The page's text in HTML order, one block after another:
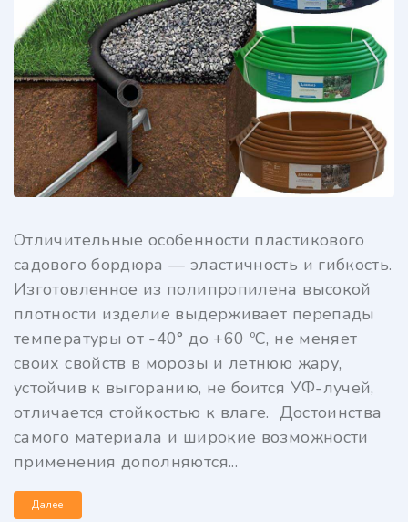
Отличительные особенности пластикового
садового бордюра — эластичность и гибкость.
Изготовленное из полипропилена высокой
плотности изделие выдерживает перепады
температуры от -40° до +60 ºС, не меняет
своих свойств в морозы и летнюю жару,
устойчив к выгоранию, не боится УФ-лучей,
отличается стойкостью к влаге. Достоинства
самого материала и широкие возможности
применения дополняются...
Далее